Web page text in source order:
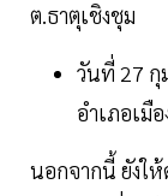
ต.ธาตุเชิงชุม
วันที่ 27 กุ
อำเภอเมื
นอกจากนี้ ยังใ